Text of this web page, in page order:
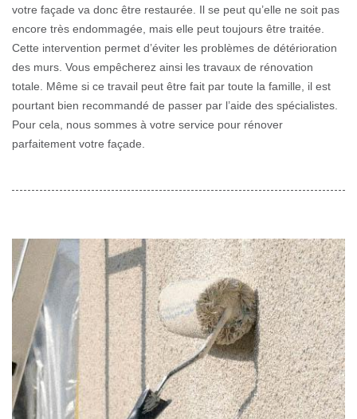
votre façade va donc être restaurée. Il se peut qu’elle ne soit pas
encore très endommagée, mais elle peut toujours être traitée.
Cette intervention permet d’éviter les problèmes de détérioration
des murs. Vous empêcherez ainsi les travaux de rénovation
totale. Même si ce travail peut être fait par toute la famille, il est
pourtant bien recommandé de passer par l’aide des spécialistes.
Pour cela, nous sommes à votre service pour rénover
parfaitement votre façade.